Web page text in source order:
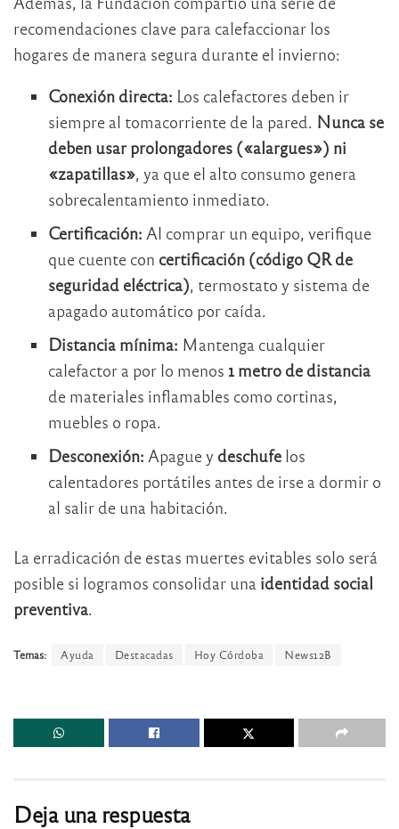
recomendaciones clave para calefaccionar los
hogares de manera segura durante el invierno:
Conexión directa: Los calefactores deben ir
siempre al tomacorriente de la pared. Nunca se
deben usar prolongadores («alargues») ni
«zapatillas», ya que el alto consumo genera
sobrecalentamiento inmediato.
Certificación: Al comprar un equipo, verifique
que cuente con certificación (código QR de
seguridad eléctrica), termostato y sistema de
apagado automático por caída.
Distancia mínima: Mantenga cualquier
calefactor a por lo menos 1 metro de distancia
de materiales inflamables como cortinas,
muebles o ropa.
Desconexión: Apague y deschufelos
calentadores portátiles antes de irse a dormir o
al salir de una habitación.
La erradicación de estas muertes evitables solo será
posible si logramos consolidar una identidad social
preventiva.
Temas: Ayuda Destacadas Hoy Córdoba News12B
Deja una respuesta